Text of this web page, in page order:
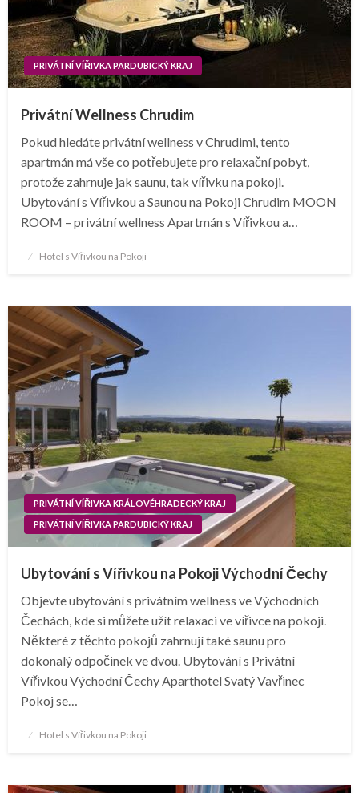
PRIVÁTNÍ VÍŘIVKA PARDUBICKÝ KRAJ
Privátní Wellness Chrudim
Pokud hledáte privátní wellness v Chrudimi, tento
apartmán má vše co potřebujete pro relaxační pobyt,
protože zahrnuje jak saunu, tak vířivku na pokoji.
Ubytování s Vířivkou a Saunou na Pokoji Chrudim MOON
ROOM – privátní wellness Apartmán s Vířivkou a…
PostedHotel s Vířivkou na Pokoji
PRIVÁTNÍ VÍŘIVKA KRÁLOVÉHRADECKÝ KRAJ
PRIVÁTNÍ VÍŘIVKA PARDUBICKÝ KRAJ
Ubytování s Vířivkou na Pokoji Východní Čechy
Objevte ubytování s privátním wellness ve Východních
Čechách, kde si můžete užít relaxaci ve vířivce na pokoji.
Některé z těchto pokojů zahrnují také saunu pro
dokonalý odpočinek ve dvou. Ubytování s Privátní
Vířivkou Východní Čechy Aparthotel Svatý Vavřinec
Pokoj se…
PostedHotel s Vířivkou na Pokoji